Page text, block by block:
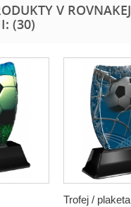
V ROVNAKEJ
(30)
Trofej / plaketa